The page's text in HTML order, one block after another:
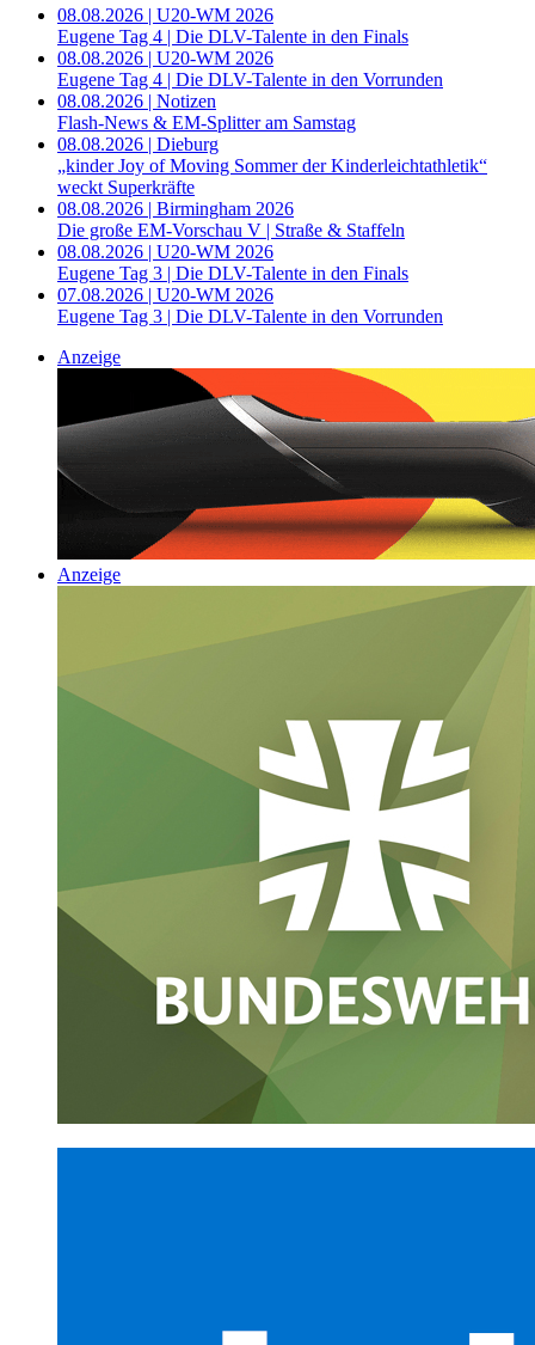
08.08.2026 | U20-WM 2026
Eugene Tag 4 | Die DLV-Talente in den Finals
08.08.2026 | U20-WM 2026
Eugene Tag 4 | Die DLV-Talente in den Vorrunden
08.08.2026 | Notizen
Flash-News & EM-Splitter am Samstag
08.08.2026 | Dieburg
„kinder Joy of Moving Sommer der Kinderleichtathletik“
weckt Superkräfte
08.08.2026 | Birmingham 2026
Die große EM-Vorschau V | Straße & Staffeln
08.08.2026 | U20-WM 2026
Eugene Tag 3 | Die DLV-Talente in den Finals
07.08.2026 | U20-WM 2026
Eugene Tag 3 | Die DLV-Talente in den Vorrunden
Anzeige
Anzeige